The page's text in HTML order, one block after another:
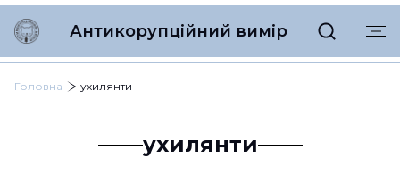
Антикорупційний вимір
Головна ухилянти
ухилянти